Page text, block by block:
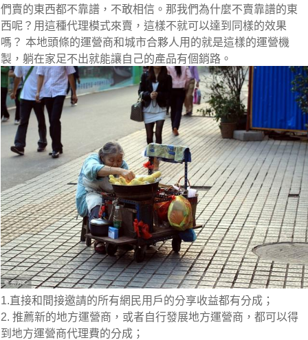
們賣的東西都不靠譜，不敢相信。那我們為什麼不賣靠譜的東
西呢？用這種代理模式來賣，這樣不就可以達到同樣的效果
嗎？ 本地頭條的運營商和城市合夥人用的就是這樣的運營機
製，躺在家足不出就能讓自己的產品有個銷路。
1.直接和間接邀請的所有網民用戶的分享收益都有分成；
2. 推薦新的地方運營商，或者自行發展地方運營商，都可以得
到地方運營商代理費的分成；